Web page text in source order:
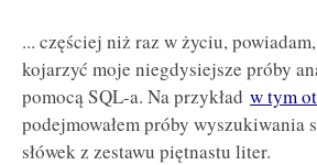
... częściej niż raz w życiu,
kojarzyć moje niegdysiejsze próby
pomocą SQL-a. Na przykład w tym
podejmowałem próby wyszukiwania
słówek z zestawu piętnastu liter.